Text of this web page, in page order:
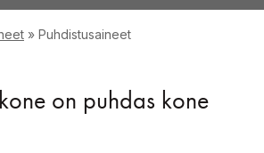
» Puhdistusaineet
on puhdas kone